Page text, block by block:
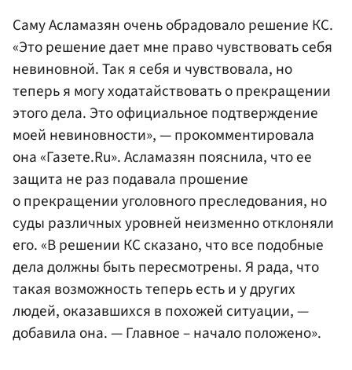
Саму Асламазян очень обрадовало решение КС.
«Это решение дает мне право чувствовать себя
невиновной. Так я себя и чувствовала, но
теперь я могу ходатайствовать о прекращении
этого дела. Это официальное подтверждение
моей невиновности», — прокомментировала
она «Газете.Ru». Асламазян пояснила, что ее
защита не раз подавала прошение
о прекращении уголовного преследования, но
суды различных уровней неизменно отклоняли
его. «В решении КС сказано, что все подобные
дела должны быть пересмотрены. Я рада, что
такая возможность теперь есть и у других
людей, оказавшихся в похожей ситуации, —
добавила она. — Главное – начало положено».